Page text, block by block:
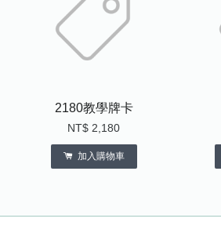
2180教學牌卡
NT$ 2,180
加入購物車